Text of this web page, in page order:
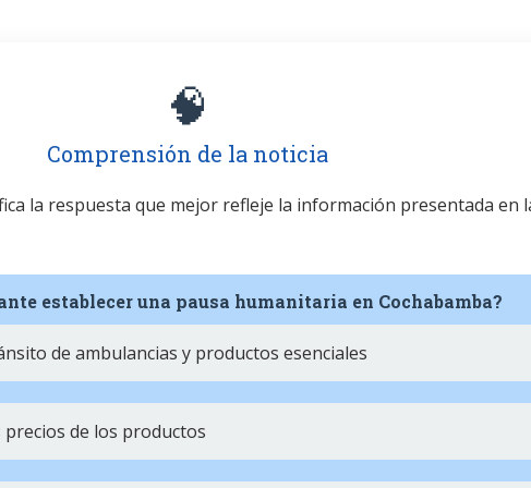
🧠
Comprensión de la noticia
la respuesta que mejor refleje la información presentada en
establecer una pausa humanitaria en Cochabamba?
de ambulancias y productos esenciales
de los productos